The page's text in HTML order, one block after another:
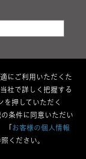
にご利用いただくた
社で詳しく把握する
押していただく
条件に同意いただい
「 お客様の個人情報
ください。